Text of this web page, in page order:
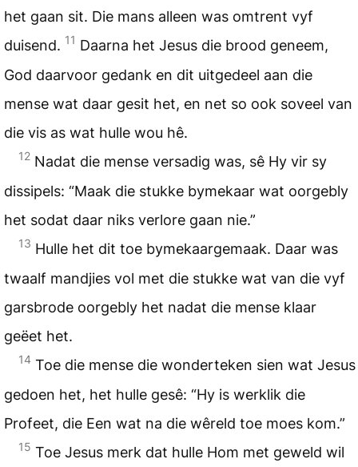
het gaan sit. Die mans alleen was omtrent vyf
duisend. 11 Daarna het Jesus die brood geneem,
God daarvoor gedank en dit uitgedeel aan die
mense wat daar gesit het, en net so ook soveel van
die vis as wat hulle wou hê.
12 Nadat die mense versadig was, sê Hy vir sy
dissipels: “Maak die stukke bymekaar wat oorgebly
het sodat daar niks verlore gaan nie.”
13 Hulle het dit toe bymekaargemaak. Daar was
twaalf mandjies vol met die stukke wat van die vyf
garsbrode oorgebly het nadat die mense klaar
geëet het.
14 Toe die mense die wonderteken sien wat Jesus
gedoen het, het hulle gesê: “Hy is werklik die
Profeet, die Een wat na die wêreld toe moes kom.”
15 Toe Jesus merk dat hulle Hom met geweld wil